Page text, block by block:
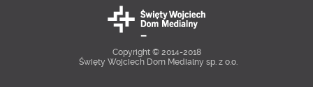
Copyright © 2014-2018
Święty Wojciech Dom Medialny sp. z o.o.